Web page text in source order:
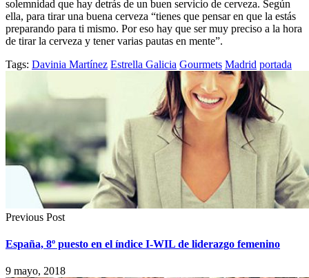
solemnidad que hay detrás de un buen servicio de cerveza. Según
ella, para tirar una buena cerveza “tienes que pensar en que la estás
preparando para ti mismo. Por eso hay que ser muy preciso a la hora
de tirar la cerveza y tener varias pautas en mente”.
Tags: Davinia Martínez Estrella Galicia Gourmets Madrid portada
Previous Post
España, 8º puesto en el índice I-WIL de liderazgo femenino
9 mayo, 2018